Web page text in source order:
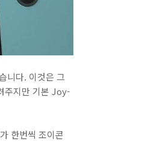
니다. 이것은 그
주지만 기본 Joy-
한번씩 조이콘